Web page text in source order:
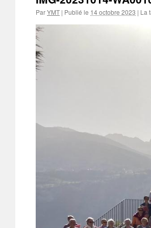
ParYMT | Publié le 14 octobre 2023 | La